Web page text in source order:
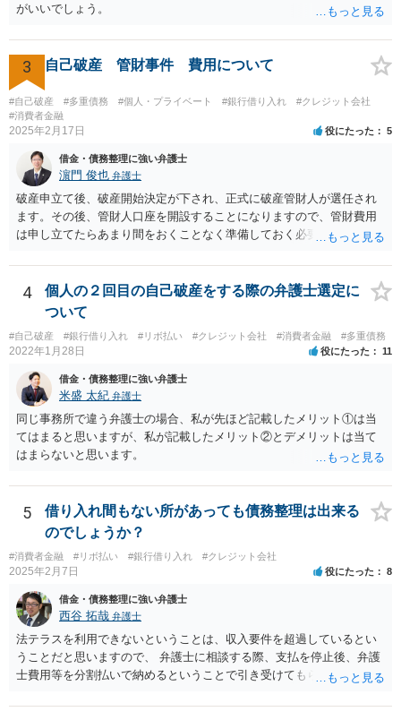
がいいでしょう。
3 自己破産 管財事件 費用について
#自己破産 #多重債務 #個人・プライベート #銀行借り入れ
#クレジット会社
#消費者金融
2025年2月17日 役にたった 5
借金・債務整理に強い弁護士
濵門 俊也 弁護士
破産申立て後、破産開始決定が下され、正式に破産管財人が選任され
ます。その後、管財人口座を開設することになりますので、管財費用
は申し立てたらあまり間をおくことなく準備しておく必要がありま
4
個人の２回目の自己破産をする際の弁護士選定に
ついて
#自己破産 #銀行借り入れ #リボ払い #クレジット会社 #消費者金融 #多重債務
2022年1月28日 役にたった 11
借金・債務整理に強い弁護士
米盛 太紀 弁護士
同じ事務所で違う弁護士の場合、私が先ほど記載したメリット①は当
てはまると思いますが、私が記載したメリット②とデメリットは当て
はまらないと思います。
5
借り入れ間もない所があっても債務整理は出来る
のでしょうか？
#消費者金融 #リボ払い #銀行借り入れ #クレジット会社
2025年2月7日 役にたった 8
借金・債務整理に強い弁護士
西谷 拓哉 弁護士
法テラスを利用できないということは、収入要件を超過しているとい
うことだと思いますので、 弁護士に相談する際、支払を停止後、弁護
士費用等を分割払いで納めるということで引き受けてもらえないか確
は、負債が拡大するだけになるのでお勧めできませんが あとは、相談